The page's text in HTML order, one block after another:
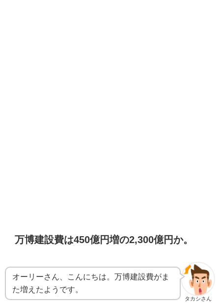
万博建設費は450億円増の2,300億円か。
タカシさん
オーリーさん、こんにちは。万博建設費がま
た増えたようです。